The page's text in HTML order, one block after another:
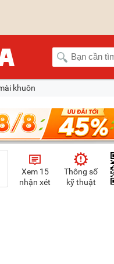
khuôn
Xem 15
nhận xét
Thông số
kỹ thuật